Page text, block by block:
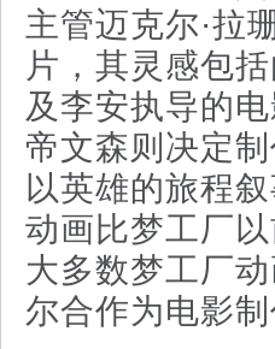
主管迈克尔·拉
片，其灵感包
及李安执导的
帝文森则决定
以英雄的旅程
动画比梦工厂
大多数梦工厂
尔合作为电影制